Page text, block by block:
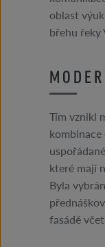
oblast
břehu řeky
Tím vznikl
které mají
Byla
fasádě